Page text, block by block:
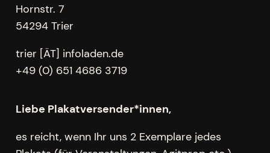
Hornstr. 7
54294 Trier
trier [ÄT] infoladen.de
+49 (0) 651 4686 3719
Liebe Plakatversender*innen,
es reicht, wenn Ihr uns 2 Exemplare jedes